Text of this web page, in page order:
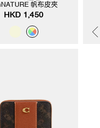
帆布皮夾
HKD 1,450